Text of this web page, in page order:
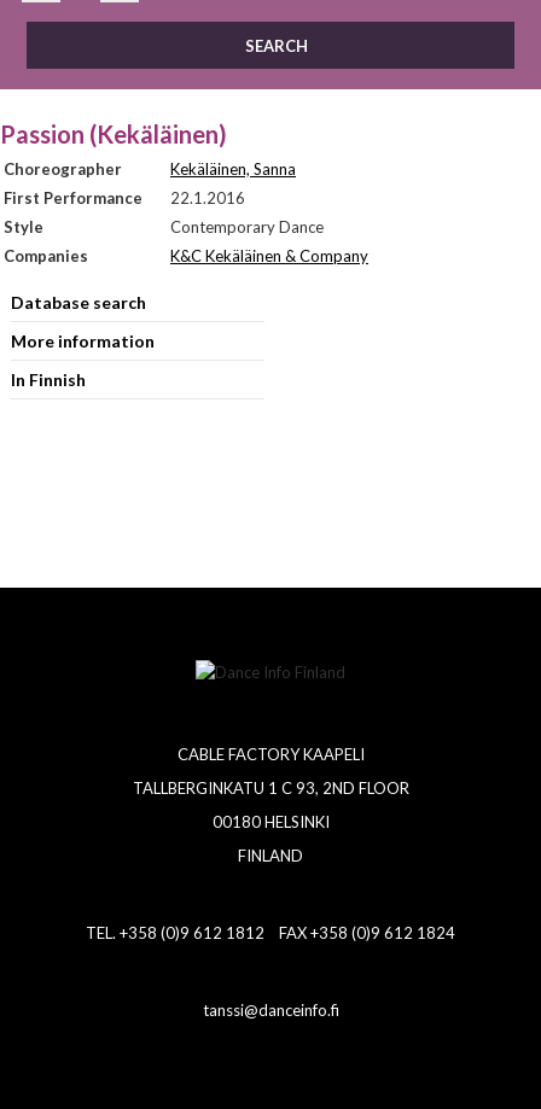
Passion (Kekäläinen)
Choreographer
Kekäläinen, Sanna
First Performance
22.1.2016
Style
Contemporary Dance
Companies
K&C Kekäläinen & Company
Database search
More information
In Finnish
CABLE FACTORY KAAPELI
TALLBERGINKATU 1 C 93, 2ND FLOOR
00180 HELSINKI
FINLAND
TEL. +358 (0)9 612 1812 FAX +358 (0)9 612 1824
tanssi@danceinfo.fi